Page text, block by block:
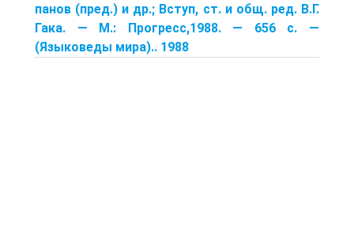
панов (пред.) и др.; Вступ, ст. и общ. ред. В.Г.
Гака. — М.: Прогресс,1988. — 656 с. —
(Языковеды мира).. 1988